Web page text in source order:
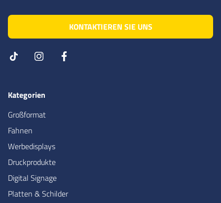
KONTAKTIEREN SIE UNS
Kategorien
Großformat
Fahnen
Werbedisplays
Druckprodukte
Digital Signage
Platten & Schilder